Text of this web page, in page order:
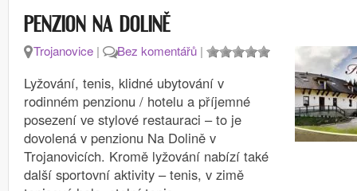
PENZION NA DOLINĚ
Trojanovice | Bez komentářů |
Lyžování, tenis, klidné ubytování v
rodinném penzionu / hotelu a příjemné
posezení ve stylové restauraci – to je
dovolená v penzionu Na Dolině v
Trojanovicích. Kromě lyžování nabízí také
další sportovní aktivity – tenis, v zimě